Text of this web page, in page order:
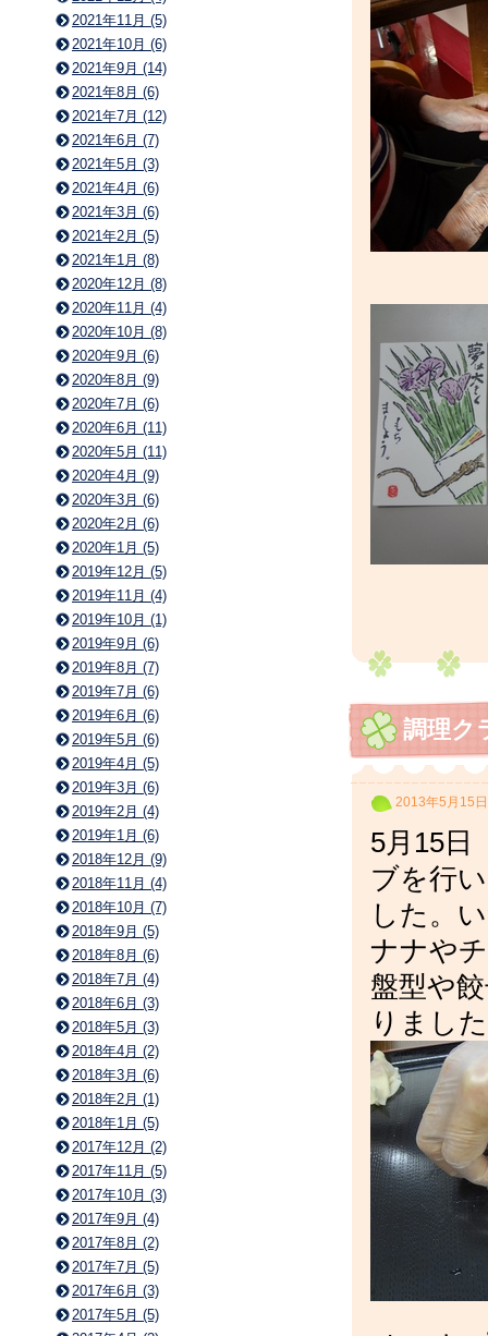
調理ク
2013年5月15日
5月15日
ブを行
した。
ナナや
盤型や
りまし
2021年11月 (5)
2021年10月 (6)
2021年9月 (14)
2021年8月 (6)
2021年7月 (12)
2021年6月 (7)
2021年5月 (3)
2021年4月 (6)
2021年3月 (6)
2021年2月 (5)
2021年1月 (8)
2020年12月 (8)
2020年11月 (4)
2020年10月 (8)
2020年9月 (6)
2020年8月 (9)
2020年7月 (6)
2020年6月 (11)
2020年5月 (11)
2020年4月 (9)
2020年3月 (6)
2020年2月 (6)
2020年1月 (5)
2019年12月 (5)
2019年11月 (4)
2019年10月 (1)
2019年9月 (6)
2019年8月 (7)
2019年7月 (6)
2019年6月 (6)
2019年5月 (6)
2019年4月 (5)
2019年3月 (6)
2019年2月 (4)
2019年1月 (6)
2018年12月 (9)
2018年11月 (4)
2018年10月 (7)
2018年9月 (5)
2018年8月 (6)
2018年7月 (4)
2018年6月 (3)
2018年5月 (3)
2018年4月 (2)
2018年3月 (6)
2018年2月 (1)
2018年1月 (5)
2017年12月 (2)
2017年11月 (5)
2017年10月 (3)
2017年9月 (4)
2017年8月 (2)
2017年7月 (5)
2017年6月 (3)
2017年5月 (5)